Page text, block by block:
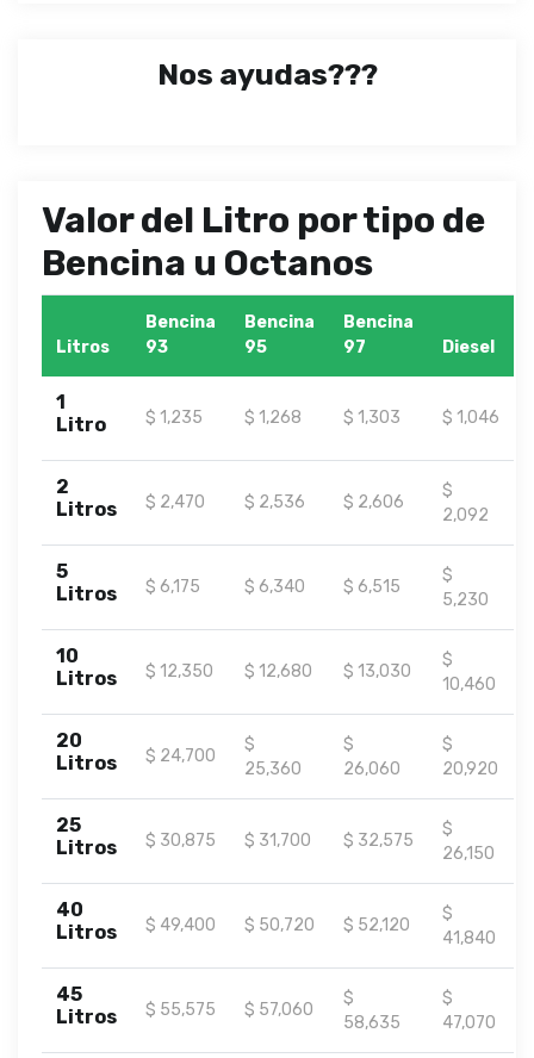
Nos ayudas???
Valor del Litro por tipo de
Bencina u Octanos
Litros
Bencina
93
Bencina
95
Bencina
97
Diesel
1
Litro
$ 1,235 $ 1,268 $ 1,303 $ 1,046
2
Litros
$ 2,470 $ 2,536 $ 2,606
$
2,092
5
Litros
$ 6,175 $ 6,340 $ 6,515
$
5,230
10
Litros
$ 12,350 $ 12,680 $ 13,030
$
10,460
20
Litros
$ 24,700
$
25,360
$
26,060
$
20,920
25
Litros
$ 30,875 $ 31,700 $ 32,575
$
26,150
40
Litros
$ 49,400 $ 50,720 $ 52,120
$
41,840
45
Litros
$ 55,575 $ 57,060
$
58,635
$
47,070